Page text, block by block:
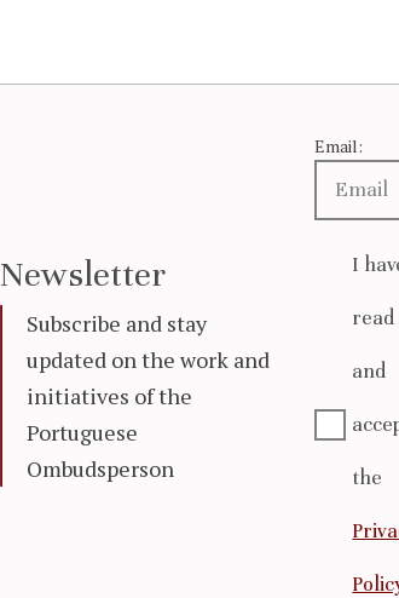
Newsletter
Subscribe and stay
updated on the work and
initiatives of the
Portuguese
Ombudsperson
Email:
I
read
and
the